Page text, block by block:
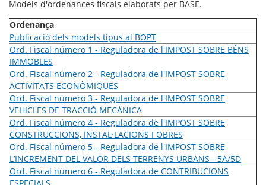
Models d'ordenances fiscals elaborats per BASE.
Ordenança
Publicació dels models tipus al BOPT
Ord. Fiscal número 1 - Reguladora de l'IMPOST SOBRE BÉNS
IMMOBLES
Ord. Fiscal número 2 - Reguladora de l'IMPOST SOBRE
ACTIVITATS ECONÒMIQUES
Ord. Fiscal número 3 - Reguladora de l'IMPOST SOBRE
VEHICLES DE TRACCIÓ MECÀNICA
Ord. Fiscal número 4 - Reguladora de l'IMPOST SOBRE
CONSTRUCCIONS, INSTAL·LACIONS I OBRES
Ord. Fiscal número 5 - Reguladora de l'IMPOST SOBRE
L’INCREMENT DEL VALOR DELS TERRENYS URBANS - 5A/5D
Ord. Fiscal número 6 - Reguladora de CONTRIBUCIONS
ESPECIALS